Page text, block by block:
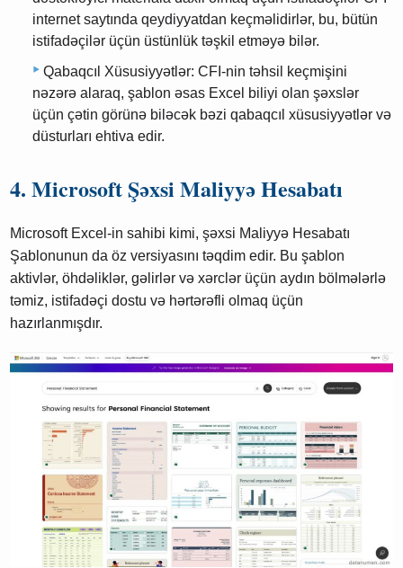
internet saytında qeydiyyatdan keçməlidirlər, bu, bütün
istifadəçilər üçün üstünlük təşkil etməyə bilər.
Qabaqcıl Xüsusiyyətlər: CFI-nin təhsil keçmişini
nəzərə alaraq, şablon əsas Excel biliyi olan şəxslər
üçün çətin görünə biləcək bəzi qabaqcıl xüsusiyyətlər və
düsturları ehtiva edir.
4. Microsoft Şəxsi Maliyyə Hesabatı
Microsoft Excel-in sahibi kimi, şəxsi Maliyyə Hesabatı
Şablonunun da öz versiyasını təqdim edir. Bu şablon
aktivlər, öhdəliklər, gəlirlər və xərclər üçün aydın bölmələrlə
təmiz, istifadəçi dostu və hərtərəfli olmaq üçün
hazırlanmışdır.